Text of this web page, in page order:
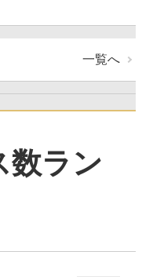
一覧へ
数ラン